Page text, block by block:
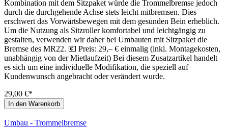
Kombination mit dem Sitzpaket würde die Trommelbremse jedoch
durch die durchgehende Achse stets leicht mitbremsen. Dies
erschwert das Vorwärtsbewegen mit dem gesunden Bein erheblich.
Um die Nutzung als Sitzroller komfortabel und leichtgängig zu
gestalten, verwenden wir daher bei Umbauten mit Sitzpaket die
Bremse des MR22. 💶 Preis: 29,– € einmalig (inkl. Montagekosten,
unabhängig von der Mietlaufzeit) Bei diesem Zusatzartikel handelt
es sich um eine individuelle Modifikation, die speziell auf
Kundenwunsch angebracht oder verändert wurde.
29,00 €*
In den Warenkorb
Umbau - Trommelbremse